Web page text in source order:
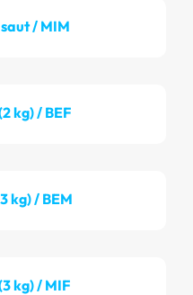
/ MIM
kg) / BEF
kg) / BEM
kg) / MIF